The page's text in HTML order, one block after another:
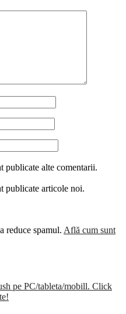
publicate alte comentarii.
publicate articole noi.
reduce spamul. Află cum sunt
pe PC/tableta/mobill. Click